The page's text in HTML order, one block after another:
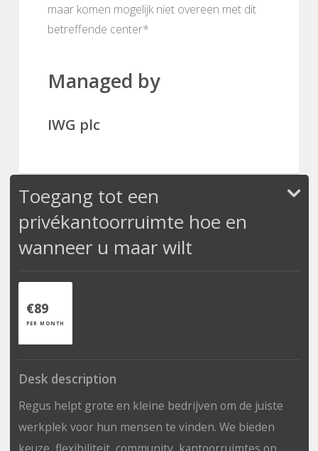
maar komen mogelijk niet overeen met dit
betreffende center*
Managed by
IWG plc
Toegang tot een
privékantoorruimte hoe en
wanneer u maar wilt
€89
PER MONTH
Desk description
Regus helpt grote en kleine bedrijven om de juiste
werkplek voor hun mensen te vinden. We bieden
keuze, flexibiliteit, community, kantoorruimtes op